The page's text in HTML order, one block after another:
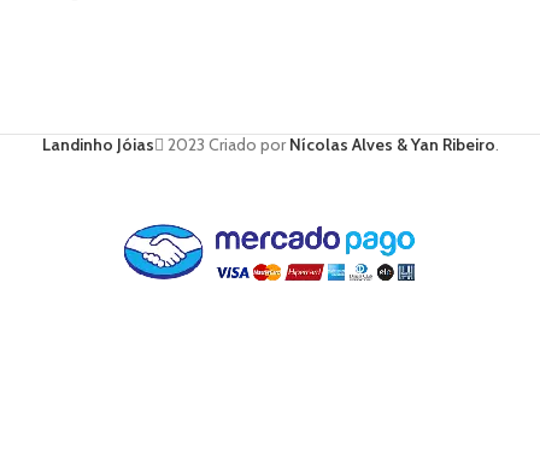
Landinho Jóias 2023 Criado porNícolas Alves & Yan Ribeiro.